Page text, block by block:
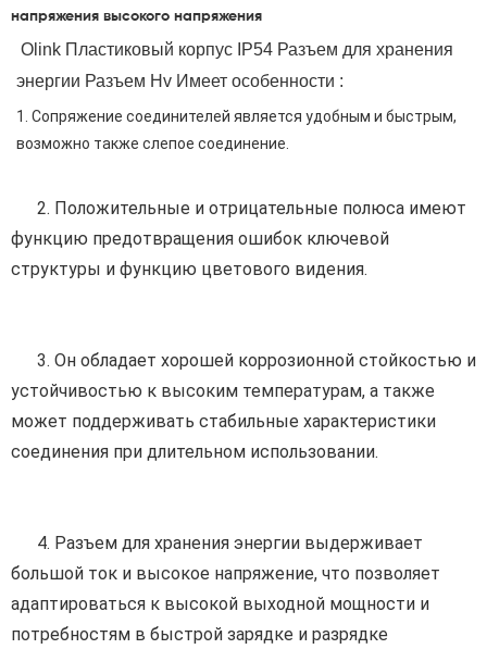
напряжения высокого напряжения
Olink Пластиковый корпус IP54 Разъем для хранения
энергии Разъем Hv Имеет особенности :
1. Сопряжение соединителей является удобным и быстрым,
возможно также слепое соединение.
      2.
Положительные и отрицательные полюса имеют
функцию предотвращения ошибок ключевой
структуры и функцию цветового видения.
3. Он обладает хорошей коррозионной стойкостью и
устойчивостью к высоким температурам, а также
может поддерживать стабильные характеристики
соединения при длительном использовании.
4. Разъем для хранения энергии выдерживает
большой ток и высокое напряжение, что позволяет
адаптироваться к высокой выходной мощности и
потребностям в быстрой зарядке и разрядке